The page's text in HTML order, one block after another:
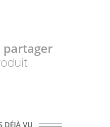
partager
DÉJÀ VU